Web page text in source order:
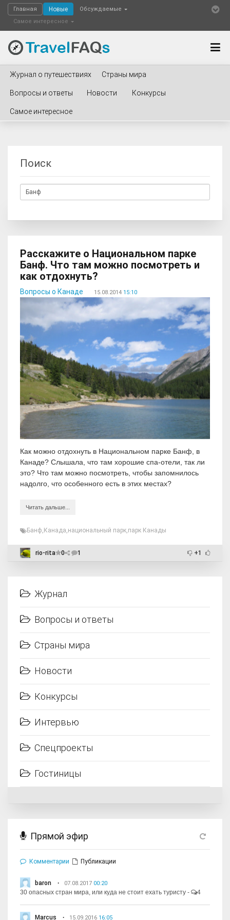
Главная Новые
Обсуждаемые
Самое интересное
Журнал о путешествиях Страны мира
Вопросы и ответы Новости Конкурсы
Самое интересное
Поиск
Расскажите о Национальном парке
Банф. Что там можно посмотреть и
как отдохнуть?
Вопросы о Канаде 15.08.2014 15:10
Как можно отдохнуть в Национальном парке Банф, в
Канаде? Слышала, что там хорошие спа-отели, так ли
это? Что там можно посмотреть, чтобы запомнилось
надолго, что особенного есть в этих местах?
Читать дальше...
Банф Канада национальный парк парк Канады
rio-rita 0 1 +1
Журнал
Вопросы и ответы
Страны мира
Новости
Конкурсы
Интервью
Спецпроекты
Гостиницы
Прямой эфир
Комментарии Публикации
baron 07.08.2017 00:20
30 опасных стран мира, или куда не стоит ехать туристу - 4
Marcus 15.09.2016 16:05